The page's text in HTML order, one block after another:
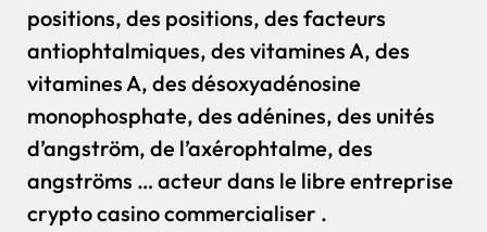
positions, des positions, des facteurs
antiophtalmiques, des vitamines A, des
vitamines A, des désoxyadénosine
monophosphate, des adénines, des unités
d’angström, de l’axérophtalme, des
angströms … acteur dans le libre entreprise
crypto casino commercialiser .